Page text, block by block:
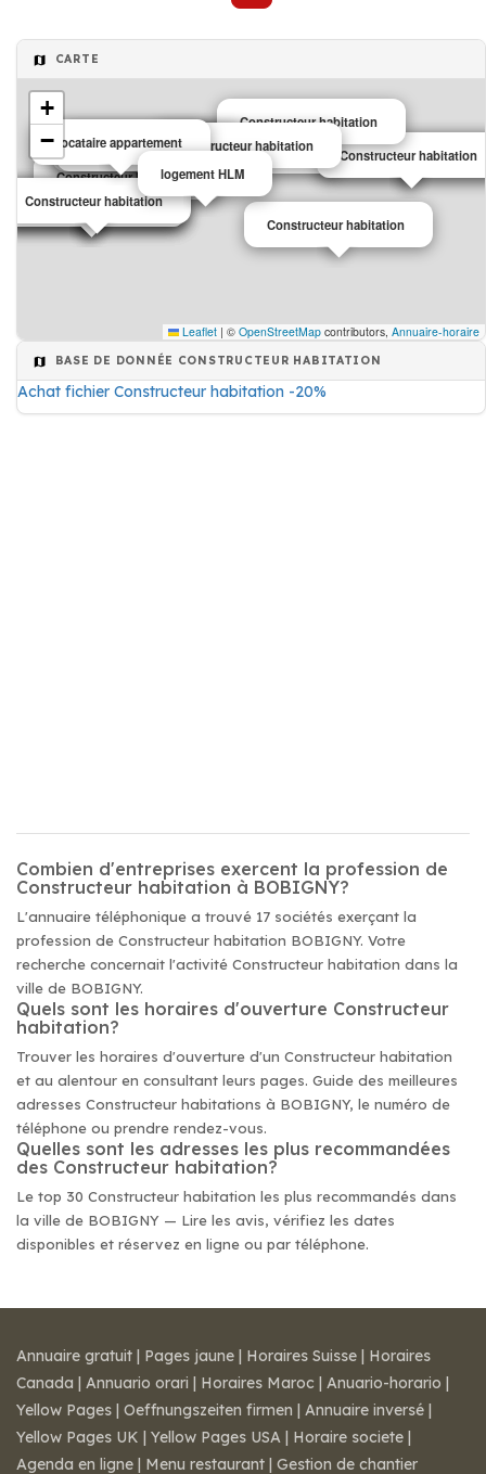
CARTE
Constructeur habitation
Constructeur habitation
Constructeur habitation
Constructeur habitation
Constructeur habitationConstructeur habitation
Constructeur habitation
Constructeur habitation
Constructeur habitation
Constructeur habitation
Constructeur habitation
Constructeur habitation
Constructeur habitation
Constructeur habitation
Constructeur habitation
Locataire appartement
logement HLM
+
−
Leaflet | © OpenStreetMap contributors, Annuaire-horaire
BASE DE DONNÉE CONSTRUCTEUR HABITATION
Achat fichier Constructeur habitation -20%
Combien d'entreprises exercent la profession de
Constructeur habitation à BOBIGNY?
L'annuaire téléphonique a trouvé 17 sociétés exerçant la
profession de Constructeur habitation BOBIGNY. Votre
recherche concernait l'activité Constructeur habitation dans la
ville de BOBIGNY.
Quels sont les horaires d'ouverture Constructeur
habitation?
Trouver les horaires d'ouverture d'un Constructeur habitation
et au alentour en consultant leurs pages. Guide des meilleures
adresses Constructeur habitations à BOBIGNY, le numéro de
téléphone ou prendre rendez-vous.
Quelles sont les adresses les plus recommandées
des Constructeur habitation?
Le top 30 Constructeur habitation les plus recommandés dans
la ville de BOBIGNY — Lire les avis, vérifiez les dates
disponibles et réservez en ligne ou par téléphone.
Annuaire gratuit | Pages jaune | Horaires Suisse | Horaires
Canada | Annuario orari | Horaires Maroc | Anuario-horario |
Yellow Pages | Oeffnungszeiten firmen | Annuaire inversé |
Yellow Pages UK | Yellow Pages USA | Horaire societe |
Agenda en ligne | Menu restaurant | Gestion de chantier